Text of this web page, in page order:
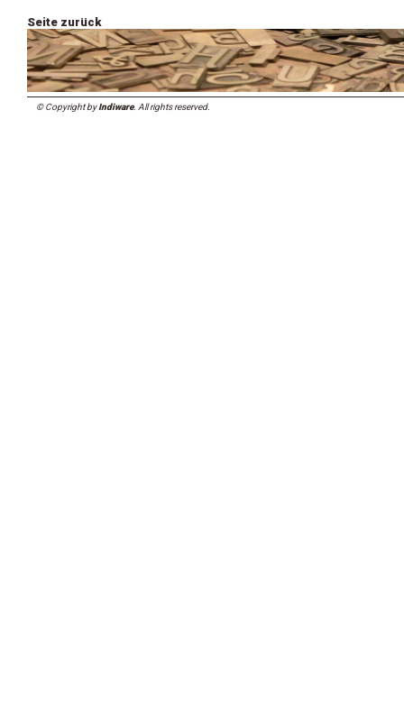
Seite zurück
© Copyright byIndiware. All rights reserved.